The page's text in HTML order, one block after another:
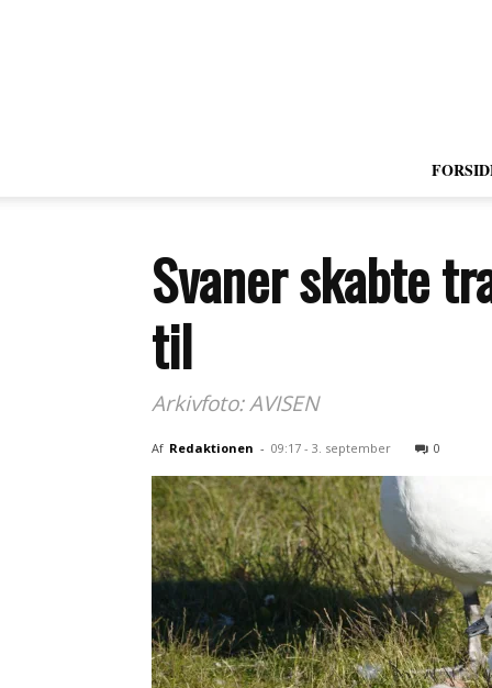
Svaner skabte
til
Arkivfoto: AVISEN
Af Redaktionen - 09:17 - 3. september 0